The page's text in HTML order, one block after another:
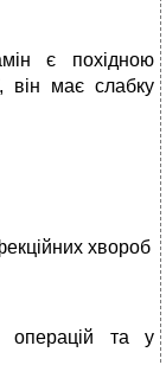
є по­хідною
він має слабку
хвороб
операцій та у